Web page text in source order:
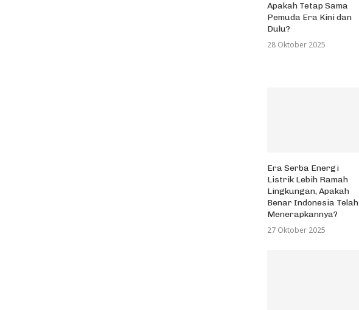
Apakah Tetap Sama
Pemuda Era Kini dan
Dulu?
28 Oktober 2025
Era Serba Energi
Listrik Lebih Ramah
Lingkungan, Apakah
Benar Indonesia Telah
Menerapkannya?
27 Oktober 2025